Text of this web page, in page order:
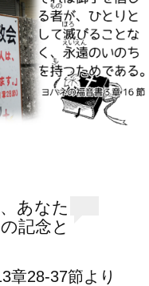
あなた
記念と
章28-37節より